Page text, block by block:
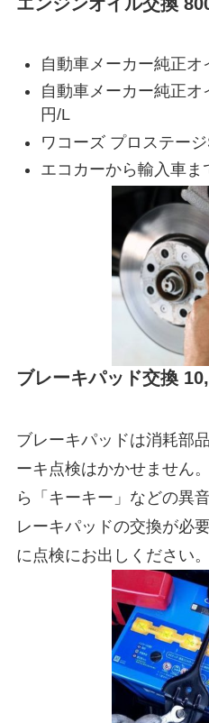
エンジンオイル交換
自動車メーカー純正
自動車メーカー純正
円/L
ワコーズ プロステー
エコカーから輸入車ま
ブレーキパッド交換
ブレーキパッドは消耗部
ーキ点検はかかせません
ら「キーキー」などの異
レーキパッドの交換が必
に点検にお出しください。